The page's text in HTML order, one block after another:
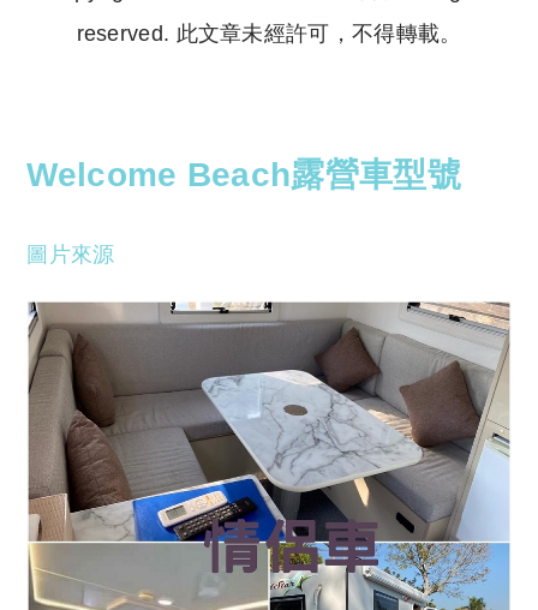
reserved. 此文章未經許可，不得轉載。
Welcome Beach露營車型號
圖片來源